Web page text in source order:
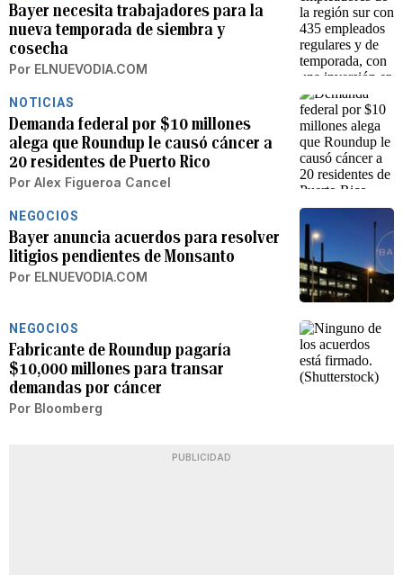
Bayer necesita trabajadores para la
nueva temporada de siembra y
cosecha
Por ELNUEVODIA.COM
NOTICIAS
Demanda federal por $10 millones
alega que Roundup le causó cáncer a
20 residentes de Puerto Rico
Por Alex Figueroa Cancel
NEGOCIOS
Bayer anuncia acuerdos para resolver
litigios pendientes de Monsanto
Por ELNUEVODIA.COM
NEGOCIOS
Fabricante de Roundup pagaría
$10,000 millones para transar
demandas por cáncer
Por Bloomberg
PUBLICIDAD